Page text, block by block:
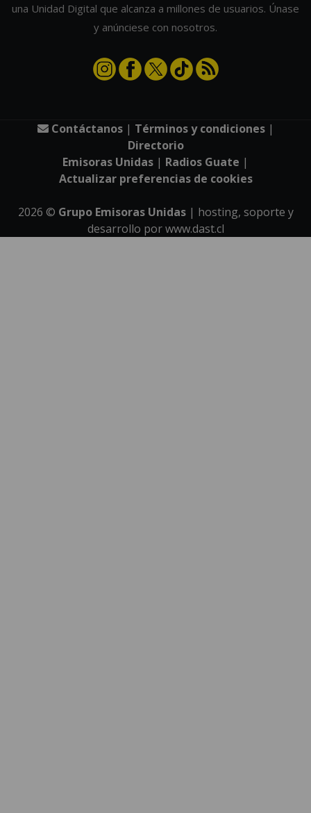
una Unidad Digital que alcanza a millones de usuarios. Únase
y anúnciese con nosotros.
Contáctanos| Términos y condiciones|
Directorio
Emisoras Unidas | Radios Guate |
Actualizar preferencias de cookies
2026 © Grupo Emisoras Unidas| hosting, soporte y
desarrollo porwww.dast.cl